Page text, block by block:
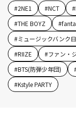
#2NE1 #NCT #
#THE BOYZ #
#ミュージックバンク
#RIIZE #ファン・
#BTS(防弾少年団)
#Kstyle PARTY